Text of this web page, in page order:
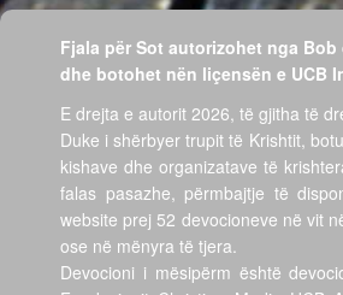
Fjala për Sot autorizohet nga Bob
dhe botohet nën liçensën e UCB
E drejta e autorit 2026, të gjitha të
Duke i shërbyer trupit të Krishtit,
kishave dhe organizatave të
falas pasazhe, përmbajtje të
website prej 52 devocioneve në vit
ose në mënyra të tjera.
Devocioni i mësipërm është